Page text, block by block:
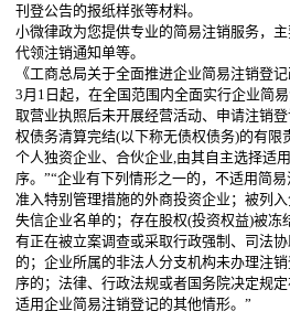
刊登公告的报纸样张等材料。
小微律政为您提供专业的简易注销服务，
代领注销通知单等。
《工商总局关于全面推进企业简易注销登
3月1日起，在全国范围内全面实行企业简
取营业执照后未开展经营活动、申请注销
权债务清算完结(以下称无债权债务)的有限
个人独资企业、合伙企业,由其自主选择适
序。”“企业有下列情形之一的，不适用简
准入特别管理措施的外商投资企业；被列
失信企业名单的；存在股权(投资权益)被冻
有正在被立案调查或采取行政强制、司法
的；企业所属的非法人分支机构未办理注
序的；法律、行政法规或者国务院决定规
适用企业简易注销登记的其他情形。”